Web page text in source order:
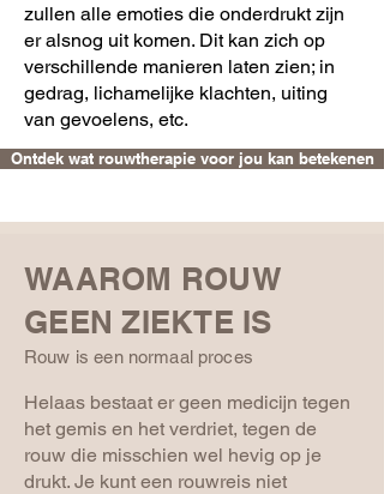
zullen alle emoties die onderdrukt zijn
er alsnog uit komen. Dit kan zich op
verschillende manieren laten zien; in
gedrag, lichamelijke klachten, uiting
van gevoelens, etc.
Ontdek wat rouwtherapie voor jou kan betekenen
WAAROM ROUW
GEEN ZIEKTE IS
Rouw is een normaal proces
Helaas bestaat er geen medicijn tegen
het gemis en het verdriet, tegen de
rouw die misschien wel hevig op je
drukt. Je kunt een rouwreis niet